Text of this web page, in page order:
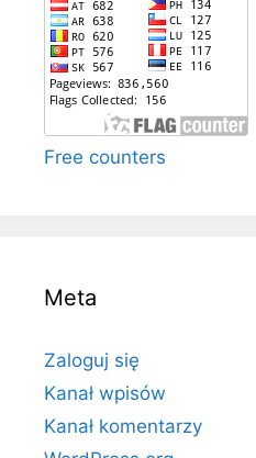
Free counters
Meta
Zaloguj się
Kanał wpisów
Kanał komentarzy